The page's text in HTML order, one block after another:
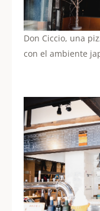
Don Ciccio, una
con el ambiente